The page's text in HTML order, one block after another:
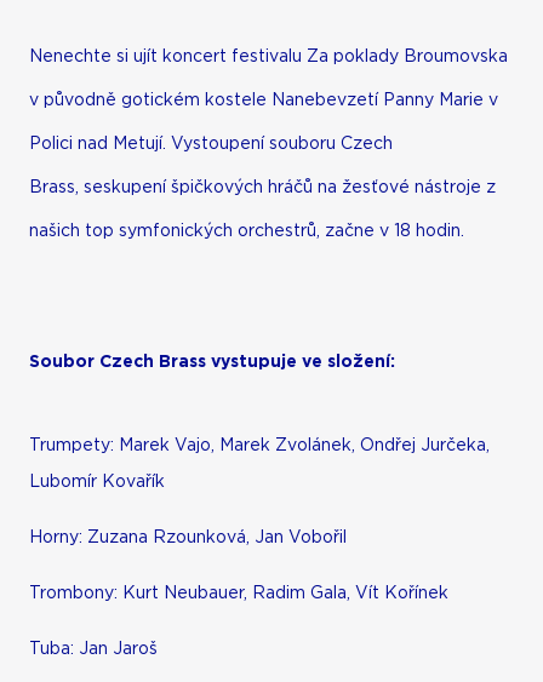
Nenechte si ujít koncert festivalu Za poklady Broumovska
v původně gotickém kostele Nanebevzetí Panny Marie v
Polici nad Metují. Vystoupení souboru Czech
Brass, seskupení špičkových hráčů na žesťové nástroje z
našich top symfonických orchestrů, začne v 18 hodin.
Soubor Czech Brass vystupuje ve složení:
Trumpety: Marek Vajo, Marek Zvolánek, Ondřej Jurčeka,
Lubomír Kovařík
Horny: Zuzana Rzounková, Jan Vobořil
Trombony: Kurt Neubauer, Radim Gala, Vít Kořínek
Tuba: Jan Jaroš